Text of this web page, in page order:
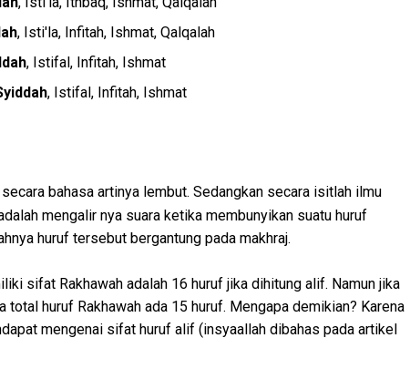
, Isti'la, Infitah, Ishmat, Qalqalah
, Istifal, Infitah, Ishmat
, Istifal, Infitah, Ishmat
bahasa artinya lembut. Sedangkan secara isitlah ilmu
mengalir nya suara ketika membunyikan suatu huruf
huruf tersebut bergantung pada makhraj.
sifat Rakhawah adalah 16 huruf jika dihitung alif. Namun jika
total huruf Rakhawah ada 15 huruf. Mengapa demikian? Karena
mengenai sifat huruf alif (insyaallah dibahas pada artikel